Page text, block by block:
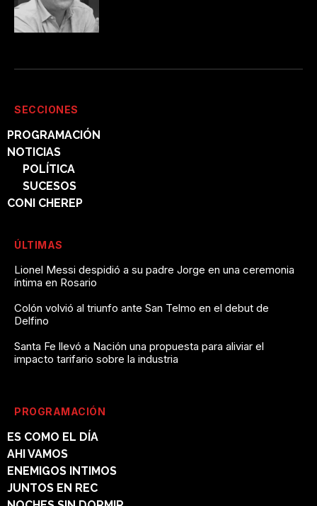
SECCIONES
PROGRAMACIÓN
NOTICIAS
POLÍTICA
SUCESOS
CONI CHEREP
ÚLTIMAS
Lionel Messi despidió a su padre Jorge en una ceremonia
íntima en Rosario
Colón volvió al triunfo ante San Telmo en el debut de
Delfino
Santa Fe llevó a Nación una propuesta para aliviar el
impacto tarifario sobre la industria
PROGRAMACIÓN
ES COMO EL DÍA
AHI VAMOS
ENEMIGOS INTIMOS
JUNTOS EN REC